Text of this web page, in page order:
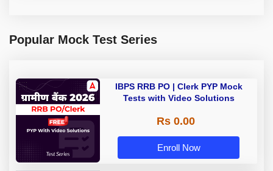
Popular Mock Test Series
IBPS RRB PO | Clerk PYP Mock
Tests with Video Solutions
Rs 0.00
Enroll Now